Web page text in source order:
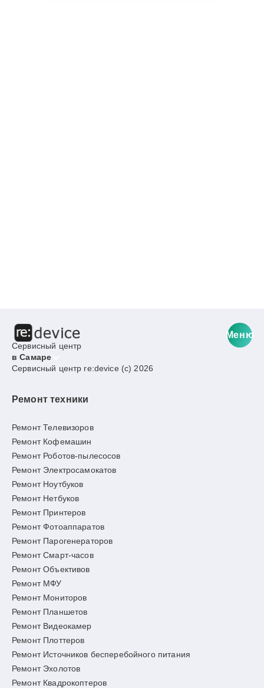
Сервисный центр
в Самаре
Меню
Сервисный центр re:device (c) 2026
Ремонт техники
Ремонт Телевизоров
Ремонт Кофемашин
Ремонт Роботов-пылесосов
Ремонт Электросамокатов
Ремонт Ноутбуков
Ремонт Нетбуков
Ремонт Принтеров
Ремонт Фотоаппаратов
Ремонт Парогенераторов
Ремонт Смарт-часов
Ремонт Объективов
Ремонт МФУ
Ремонт Мониторов
Ремонт Планшетов
Ремонт Видеокамер
Ремонт Плоттеров
Ремонт Источников бесперебойного питания
Ремонт Эхолотов
Ремонт Квадрокоптеров